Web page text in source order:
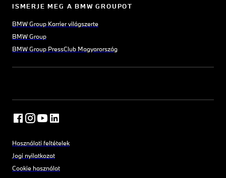
ISMERJE MEG A BMW GROUPOT
BMW Group Karrier világszerte
BMW Group
BMW Group PressClub Magyarország
Használati feltételek
Jogi nyilatkozat
Cookie használat